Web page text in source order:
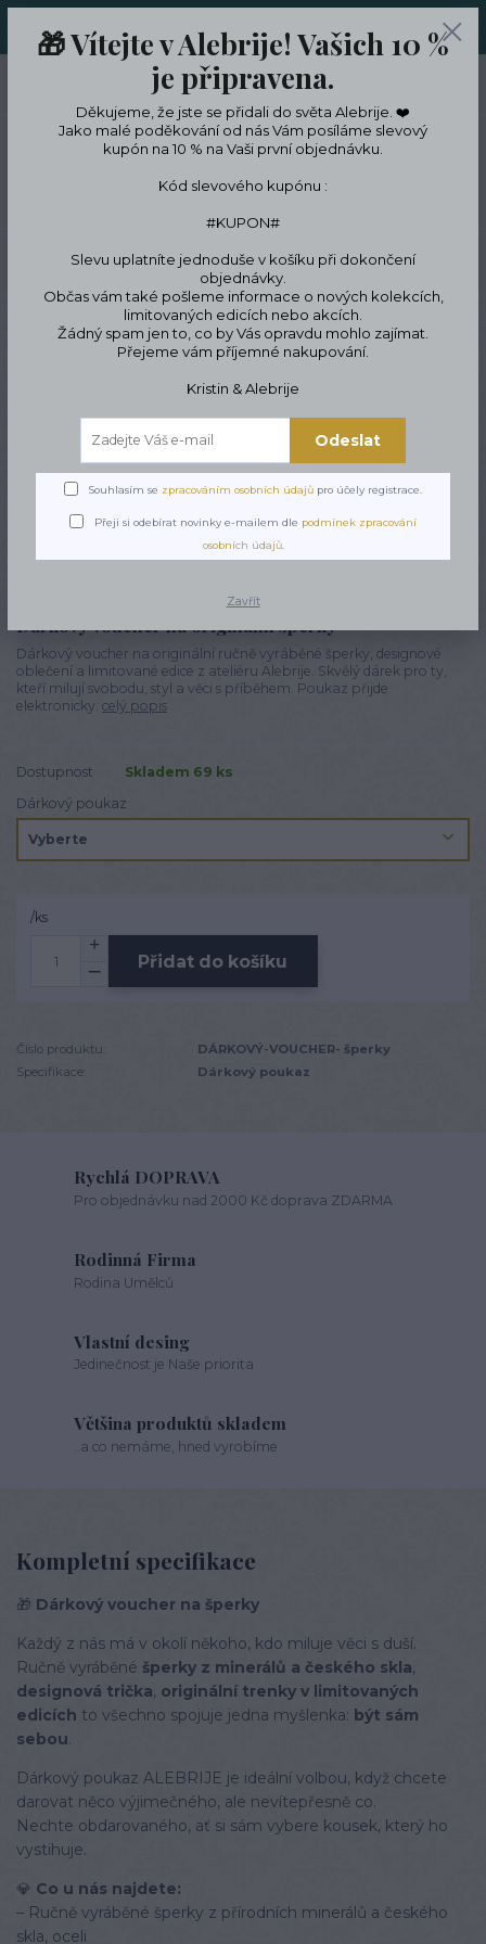
LIMITKÁCH
CZK
Hledat
Tipy na dárky Dárkové poukazy Dárkový poukaz na šperky
Dárkový poukaz na šperky
Doprava ZDARMA
Dárkový voucher na originální šperky
Dárkový voucher na originální ručně vyráběné šperky, designové
oblečení a limitované edice z ateliéru Alebrije. Skvělý dárek pro ty,
kteří milují svobodu, styl a věci s příběhem. Poukaz přijde
elektronicky. celý popis
Dostupnost
Skladem 69 ks
Dárkový poukaz
/ks
Přidat do košíku
Číslo produktu:
DÁRKOVÝ-VOUCHER- šperky
Specifikace:
Dárkový poukaz
Rychlá DOPRAVA
Pro objednávku nad 2000 Kč doprava ZDARMA
Rodinná Firma
Rodina Umělců
Vlastní desing
Jedinečnost je Naše priorita
Většina produktů skladem
..a co nemáme, hned vyrobíme
Kompletní specifikace
🎁 Dárkový voucher na šperky
Každý z nás má v okolí někoho, kdo miluje věci s duší.
Ručně vyráběné šperky z minerálů a českého skla,
designová trička, originální trenky v limitovaných
edicích to všechno spojuje jedna myšlenka: být sám
sebou.
Dárkový poukaz ALEBRIJE je ideální volbou, když chcete
darovat něco výjimečného, ale nevítepřesně co.
Nechte obdarovaného, ať si sám vybere kousek, který ho
vystihuje.
💎 Co u nás najdete:
– Ručně vyráběné šperky z přírodních minerálů a českého
skla, oceli
🎁 Vítejte v Alebrije! Vašich 10 %
je připravena.
Děkujeme, že jste se přidali do světa Alebrije. ❤️
Jako malé poděkování od nás Vám posíláme slevový
kupón na 10 % na Vaši první objednávku.
Kód slevového kupónu :
#KUPON#
Slevu uplatníte jednoduše v košíku při dokončení
objednávky.
Občas vám také pošleme informace o nových kolekcích,
limitovaných edicích nebo akcích.
Žádný spam jen to, co by Vás opravdu mohlo zajímat.
Přejeme vám příjemné nakupování.
Kristin & Alebrije
Odeslat
Souhlasím se zpracováním osobních údajů pro účely registrace.
Přeji si odebírat novinky e-mailem dle podmínek zpracování
osobních údajů.
Zavřít